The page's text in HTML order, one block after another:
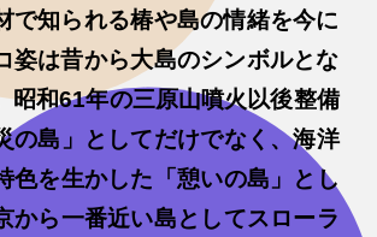
で知られる椿や島の情緒を今に
姿は昔から大島のシンボルとな
昭和61年の三原山噴火以後整備
の島」としてだけでなく、海洋
色を生かした「憩いの島」とし
から一番近い島としてスローラ